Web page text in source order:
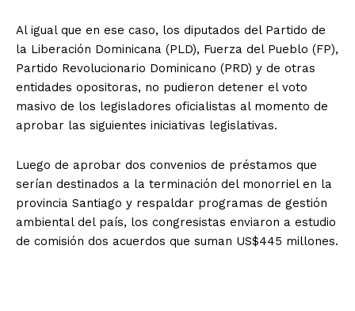
Al igual que en ese caso, los diputados del Partido de
la Liberación Dominicana (PLD), Fuerza del Pueblo (FP),
Partido Revolucionario Dominicano (PRD) y de otras
entidades opositoras, no pudieron detener el voto
masivo de los legisladores oficialistas al momento de
aprobar las siguientes iniciativas legislativas.
Luego de aprobar dos convenios de préstamos que
serían destinados a la terminación del monorriel en la
provincia Santiago y respaldar programas de gestión
ambiental del país, los congresistas enviaron a estudio
de comisión dos acuerdos que suman US$445 millones.